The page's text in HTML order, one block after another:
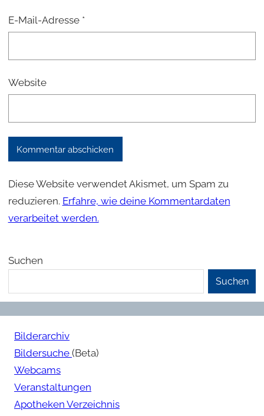
E-Mail-Adresse *
Website
Diese Website verwendet Akismet, um Spam zu
reduzieren. Erfahre, wie deine Kommentardaten
verarbeitet werden.
Suchen
Suchen
Bilderarchiv
Bildersuche (Beta)
Webcams
Veranstaltungen
Apotheken Verzeichnis